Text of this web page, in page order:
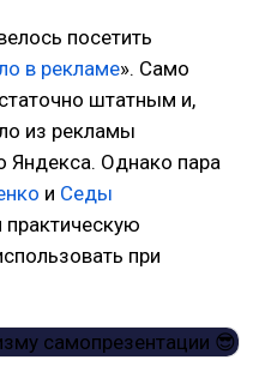
посетить
в рекламе». Само
штатным и,
из рекламы
Яндекса. Однако пара
и Седы
практическую
при